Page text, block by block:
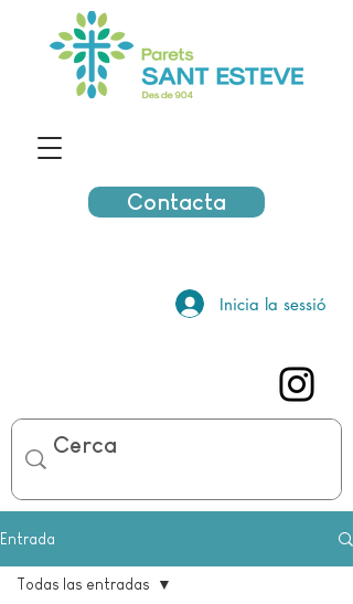
Inicia la sessió
Contacta
Entrada
Todas las entradas